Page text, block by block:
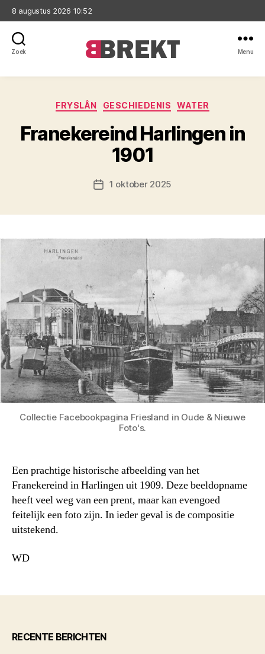
8 augustus 2026 10:52
Zoek Menu
Categorieën
FRYSLÂN GESCHIEDENIS WATER
Franekereind Harlingen in
1901
Berichtdatum
1 oktober 2025
Collectie Facebookpagina Friesland in Oude & Nieuwe
Foto's.
Een prachtige historische afbeelding van het
Franekereind in Harlingen uit 1909. Deze beeldopname
heeft veel weg van een prent, maar kan evengoed
feitelijk een foto zijn. In ieder geval is de compositie
uitstekend.
WD
RECENTE BERICHTEN